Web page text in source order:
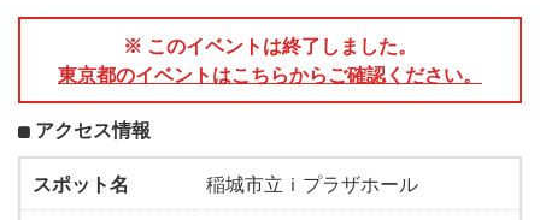
※ このイベントは終了しました。
東京都のイベントはこちらからご確認ください。
アクセス情報
スポット名
稲城市立ｉプラザホール